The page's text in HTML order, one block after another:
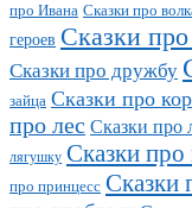
про Ивана Сказки про
героев Сказки
Сказки про дружбу
зайца Сказки про
про лес Сказки про
лягушку Сказки про
про принцесс Сказки